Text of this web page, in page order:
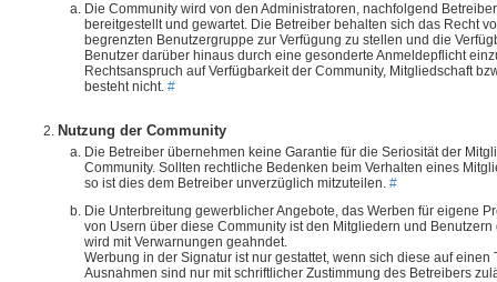
Die Community wird von den Administratoren, nachfolgend
bereitgestellt und gewartet. Die Betreiber behalten sich das Recht
begrenzten Benutzergruppe zur Verfügung zu stellen und die
Benutzer darüber hinaus durch eine gesonderte Anmeldepflicht
Rechtsanspruch auf Verfügbarkeit der Community, Mitgliedschaft
besteht nicht. #
Nutzung der Community
Die Betreiber übernehmen keine Garantie für die Seriosität der
Community. Sollten rechtliche Bedenken beim Verhalten eines
so ist dies dem Betreiber unverzüglich mitzuteilen. #
Die Unterbreitung gewerblicher Angebote, das Werben für eigene
von Usern über diese Community ist den Mitgliedern und
wird mit Verwarnungen geahndet.
Werbung in der Signatur ist nur gestattet, wenn sich diese auf einen
Ausnahmen sind nur mit schriftlicher Zustimmung des Betreibers